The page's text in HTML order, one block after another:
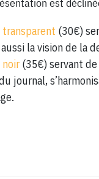
est
transparent (30€)
la vision de la
noir (35€) servant
journal,